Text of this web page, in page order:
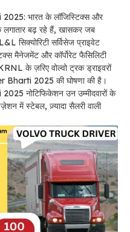
भारत के लॉजिस्टिक्स और
लगातार बढ़ रहे हैं, खासकर जब
सिक्योरिटी सर्विसेज प्राइवेट
मैनेजमेंट और कॉर्पोरेट फैसिलिटी
के ज़रिए वोल्वो ट्रक ड्राइवरों
Bharti 2025 की घोषणा की है।
नोटिफिकेशन उन उम्मीदवारों के
में स्टेबल, ज़्यादा सैलरी वाली